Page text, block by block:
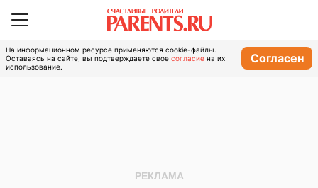
На информационном ресурсе применяются cookie-файлы.
Оставаясь на сайте, вы подтверждаете свое согласие на их
использование.
Согласен